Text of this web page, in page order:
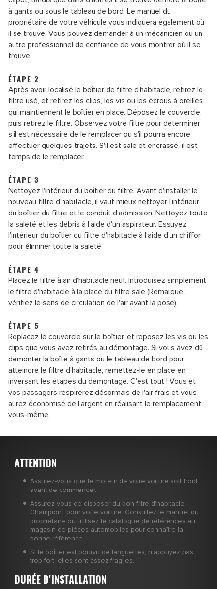
à gants ou sous le tableau de bord. Le manuel du
propriétaire de votre véhicule vous indiquera également où
il se trouve. Vous pouvez demander à un mécanicien ou un
autre professionnel de confiance de vous montrer où il se
trouve.
ÉTAPE 2
Après avoir localisé le boîtier de filtre d'habitacle, retirez le
filtre usé, et retirez les clips, les vis ou les écrous à oreilles
qui maintiennent le boîtier en place. Déposez le couvercle,
puis retirez le filtre. Observez votre filtre pour déterminer
s'il est nécessaire de le remplacer ou s'il pourra encore
effectuer quelques trajets. S'il est sale et encrassé, il est
temps de le remplacer.
ÉTAPE 3
Nettoyez l'intérieur du boîtier du filtre. Avant d'installer le
nouveau filtre d'habitacle, il vaut mieux nettoyer l'intérieur
du boîtier du filtre et le conduit d'admission. Nettoyez toute
la saleté et les débris à l'aide d'un aspirateur. Essuyez
l'intérieur du boîtier du filtre d'habitacle à l'aide d'un chiffon
pour éliminer toute la saleté.
ÉTAPE 4
Placez le filtre à air d'habitacle neuf. Introduisez simplement
le filtre d'habitacle à la place du filtre sale (Remarque :
vérifiez le sens de circulation de l'air avant la pose).
ÉTAPE 5
Replacez le couvercle sur le boîtier, et reposez les vis ou les
clips que vous avez retirés au démontage. Si vous avez dû
démonter la boîte à gants ou le tableau de bord pour
atteindre le filtre d'habitacle, remettez-le en place en
inversant les étapes du démontage. C'est tout ! Vous et
vos passagers respirerez désormais de l'air frais et vous
aurez économisé de l'argent en réalisant le remplacement
vous-même.
ATTENTION
Assurez-vous que le moteur de votre voiture soit froid
avant de commencer.
Assurez-vous de disposer du bon filtre d'habitacle
Champion ®
pour votre voiture. Consultez le manuel du
propriétaire ou utilisez le catalogue de références au
magasin de pièces automobiles pour connaître la
bonne référence.
Si le boîtier est pourvu de languettes, n'appuyez pas
trop fort, elles sont assez fragiles.
DURÉE D'INSTALLATION